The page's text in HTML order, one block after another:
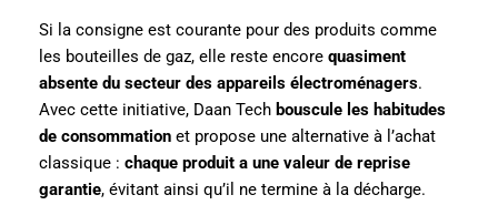
Si la consigne est courante pour des produits comme
les bouteilles de gaz, elle reste encore quasiment
absente du secteur des appareils électroménagers.
Avec cette initiative, Daan Tech bouscule les habitudes
de consommation et propose une alternative à l’achat
classique : chaque produit a une valeur de reprise
garantie, évitant ainsi qu’il ne termine à la décharge.